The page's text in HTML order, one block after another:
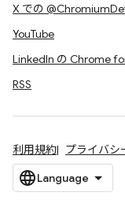
X での
YouTube
LinkedIn の Chrome
RSS
利用規約 プライバシ